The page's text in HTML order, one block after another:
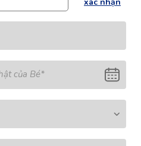
xác nhận
của Bé*